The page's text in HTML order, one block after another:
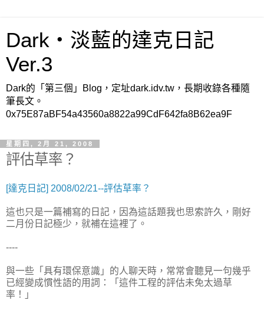
Dark‧淡藍的達克日記
Ver.3
Dark的「第三個」Blog，定址dark.idv.tw，長期收錄各種隨
筆長文。
0x75E87aBF54a43560a8822a99CdF642fa8B62ea9F
星期四, 2月 21, 2008
評估草率？
[達克日記] 2008/02/21--評估草率？
這也只是一篇補寫的日記，因為這話題我也思索許久，剛好
二月份日記極少，就補在這裡了。
----
與一些「具有環保意識」的人聊天時，常常會聽見一句幾乎
已經變成慣性語的用詞：「這件工程的評估未免太過草
率！」